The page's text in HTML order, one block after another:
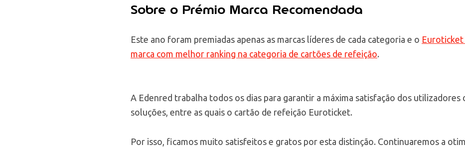
Sobre o Prémio Marca Recomendada
Este ano foram premiadas apenas as marcas líderes de cada categoria e o Euroticket
marca com melhor ranking na categoria de cartões de refeição.
A Edenred trabalha todos os dias para garantir a máxima satisfação dos utilizadores
soluções, entre as quais o cartão de refeição Euroticket.
Por isso, ficamos muito satisfeitos e gratos por esta distinção. Continuaremos a